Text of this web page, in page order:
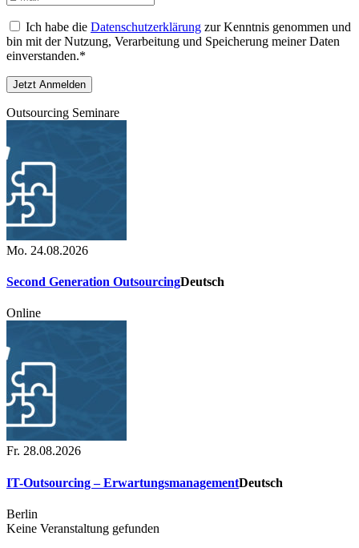
Ich habe die Datenschutzerklärung zur Kenntnis genommen und
bin mit der Nutzung, Verarbeitung und Speicherung meiner Daten
einverstanden.*
Outsourcing Seminare
Mo. 24.08.2026
Second Generation OutsourcingDeutsch
Online
Fr. 28.08.2026
IT-Outsourcing – ErwartungsmanagementDeutsch
Berlin
Keine Veranstaltung gefunden